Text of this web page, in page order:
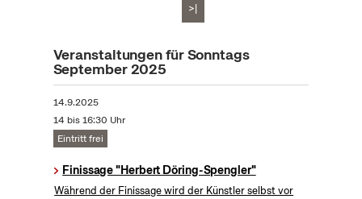
>|
Veranstaltungen für Sonntags
September 2025
14.9.2025
14 bis 16:30 Uhr
Eintritt frei
Finissage "Herbert Döring-Spengler"
Während der Finissage wird der Künstler selbst vor